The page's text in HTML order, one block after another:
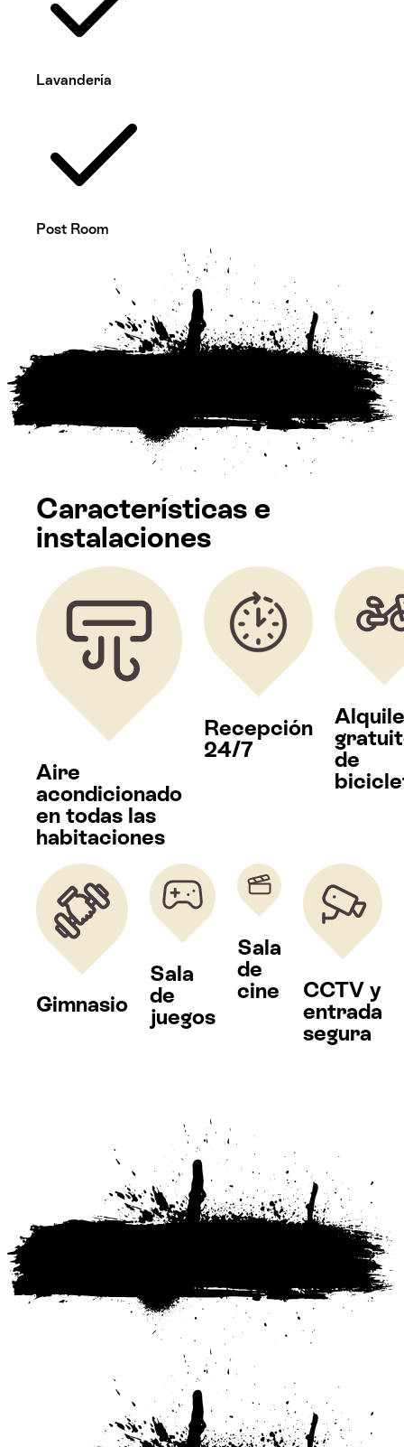
Lavandería
Post Room
Características e
instalaciones
Aire
acondicionado
en todas las
habitaciones
Recepción
24/7
de
Gimnasio
Sala
de
juegos
Sala
de
cine
CCTV y
entrada
segura